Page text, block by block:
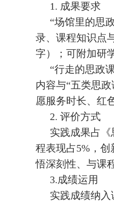
1. 成果要求
“场馆里的思
录、课程知识点
字）；可附加研
“行走的思政
内容与“五类思
愿服务时长、红
2. 评价方式
实践成果占
程表现占5%，
悟深刻性、与课
3.成绩运用
实践成绩纳